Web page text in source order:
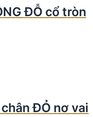
ĐỖ cổ tròn
ĐỎ nơ vai